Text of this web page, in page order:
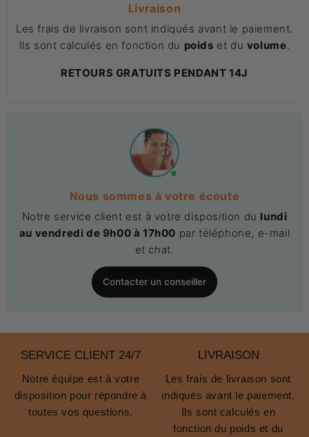
Livraison
Les frais de livraison sont indiqués avant le paiement.
Ils sont calculés en fonction du poids et du volume
RETOURS GRATUITS PENDANT 14J
Nous sommes à votre écoute
Notre service client est à votre disposition du lundi
au vendredi de 9h00 à 17h00 par téléphone, e-mail
et chat.
Contacter un conseiller
SERVICE CLIENT 24/7
Notre équipe est à votre
disposition pour répondre à
toutes vos questions.
LIVRAISON
Les frais de livraison sont
indiqués avant le paiement.
Ils sont calculés en
fonction du poids et du